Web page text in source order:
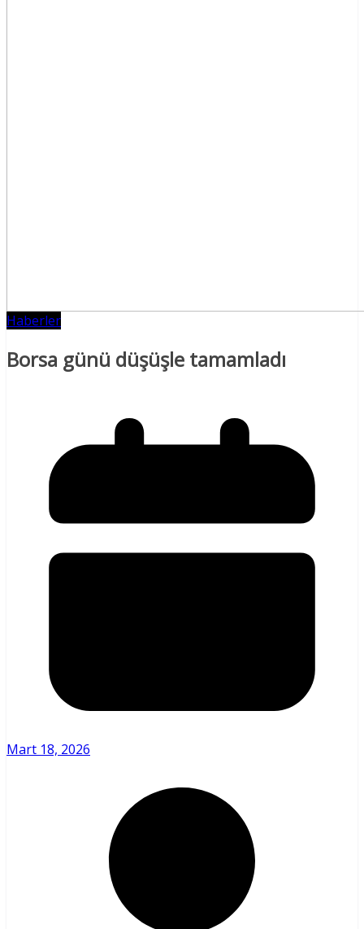
Haberler
Borsa günü düşüşle tamamladı
Mart 18, 2026